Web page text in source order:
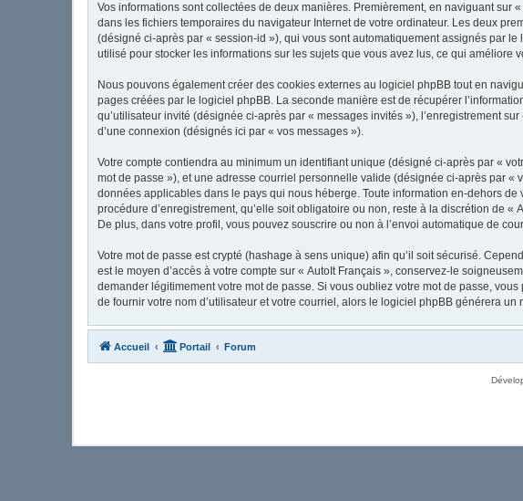
Vos informations sont collectées de deux manières. Premièrement, en naviguant
dans les fichiers temporaires du navigateur Internet de votre ordinateur. Les deux
(désigné ci-après par « session-id »), qui vous sont automatiquement assignés par
utilisé pour stocker les informations sur les sujets que vous avez lus, ce qui améliore
Nous pouvons également créer des cookies externes au logiciel phpBB tout en
pages créées par le logiciel phpBB. La seconde manière est de récupérer
qu’utilisateur invité (désignée ci-après par « messages invités »), l’enregistrement
d’une connexion (désignés ici par « vos messages »).
Votre compte contiendra au minimum un identifiant unique (désigné ci-après par «
mot de passe »), et une adresse courriel personnelle valide (désignée ci-après par
données applicables dans le pays qui nous héberge. Toute information en-dehors
procédure d’enregistrement, qu’elle soit obligatoire ou non, reste à la discrétion de
De plus, dans votre profil, vous pouvez souscrire ou non à l’envoi automatique de
Votre mot de passe est crypté (hashage à sens unique) afin qu’il soit sécurisé.
est le moyen d’accès à votre compte sur « AutoIt Français », conservez-le
demander légitimement votre mot de passe. Si vous oubliez votre mot de passe,
de fournir votre nom d’utilisateur et votre courriel, alors le logiciel phpBB générera
Accueil Portail Forum